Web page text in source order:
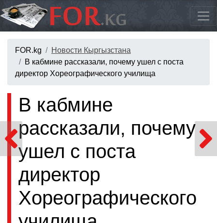
FOR.kg
Новости Кыргызстана
В кабмине рассказали, почему ушел с поста
директор Хореографического училища
В кабмине
рассказали, почему
ушел с поста
директор
Хореографического